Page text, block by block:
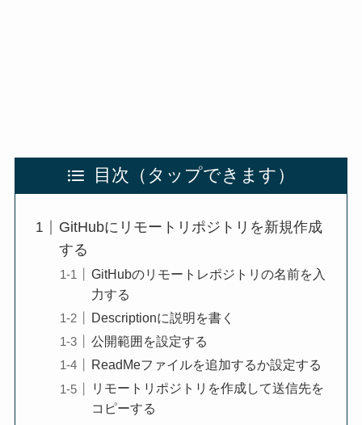
目次
GitHubにリモートリポジトリを新規作成
する
GitHubのリモートレポジトリの名前を入
力する
Descriptionに説明を書く
公開範囲を設定する
ReadMeファイルを追加するか設定する
リモートリポジトリを作成して送信先を
コピーする